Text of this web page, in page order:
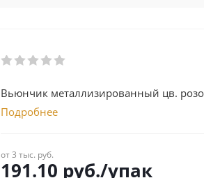
Вьюнчик металлизированный цв.
Подробнее
от 3 тыс. руб.
191.10 руб./упак